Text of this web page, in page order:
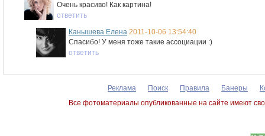
Очень красиво! Как картина!
ответить
Канышева Елена 2011-10-06 13:54:40
Спасибо! У меня тоже такие ассоциации :)
ответить
Реклама Поиск Правила Банеры
Все фотоматериалы опубликованные на сайте имеют